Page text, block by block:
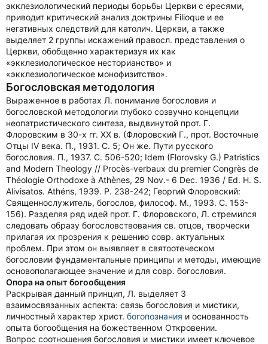
экклезиологический периоды борьбы Церкви с ересями,
приводит критический анализ доктрины Filioque и ее
негативных следствий для католич. Церкви, а также
выделяет 2 группы искажений правосл. представления о
Церкви, обобщенно характеризуя их как
«экклезиологическое несторианство» и
«экклезиологическое монофизитство».
Богословская методология
Выраженное в работах Л. понимание богословия и
богословской методологии глубоко созвучно концепции
неопатристического синтеза, выдвинутой прот. Г.
Флоровским в 30-х гг. XX в. (Флоровский Г., прот. Восточные
Отцы IV века. П., 1931. С. 5; Он же. Пути русского
богословия. П., 1937. С. 506-520; Idem (Florovsky G.) Patristics
and Modern Theology // Procès-verbaux du premier Congrès de
Théologie Orthodoxe à Athènes, 29 Nov.- 6 Dec. 1936 / Ed. H. S.
Alivisatos. Athéns, 1939. P. 238-242; Георгий Флоровский:
Священнослужитель, богослов, философ. М., 1993. С. 153-
156). Разделяя ряд идей прот. Г. Флоровского, Л. стремился
следовать образу богословствования св. отцов, творчески
прилагая их прозрения к решению совр. актуальных
проблем. При этом он выявляет в святоотеческом
богословии фундаментальные принципы и методы, имеющие
основополагающее значение и для совр. богословия.
Опора на опыт богообщения
Раскрывая данный принцип, Л. выделяет 3
взаимосвязанных аспекта: связь богословия и мистики,
личностный характер христ. богопознания и основанность
опыта богообщения на божественном Откровении.
Вопрос соотношения богословия и мистики имеет ключевое